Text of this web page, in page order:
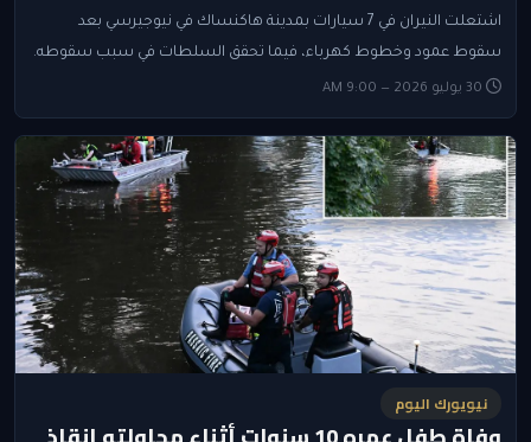
اشتعلت النيران في 7 سيارات بمدينة هاكنساك في نيوجيرسي بعد
سقوط عمود وخطوط كهرباء، فيما تحقق السلطات في سبب سقوطه.
نيويورك اليوم